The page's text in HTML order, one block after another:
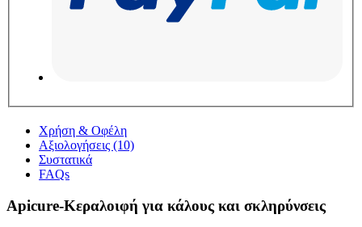
Χρήση & Οφέλη
Αξιολογήσεις (10)
Συστατικά
FAQs
Apicure-Κεραλοιφή για κάλους και σκληρύνσεις